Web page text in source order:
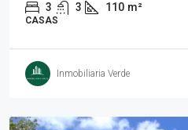
3 3 110 m²
CASAS
Inmobiliaria Verde